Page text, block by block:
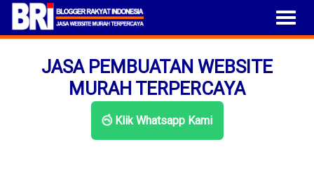
JASA PEMBUATAN WEBSITE
MURAH TERPERCAYA
Klik Whatsapp Kami